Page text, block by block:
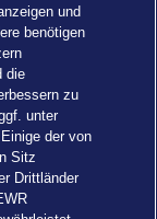
und
benötigen
die
zu
unter
der von
Sitz
Drittländer